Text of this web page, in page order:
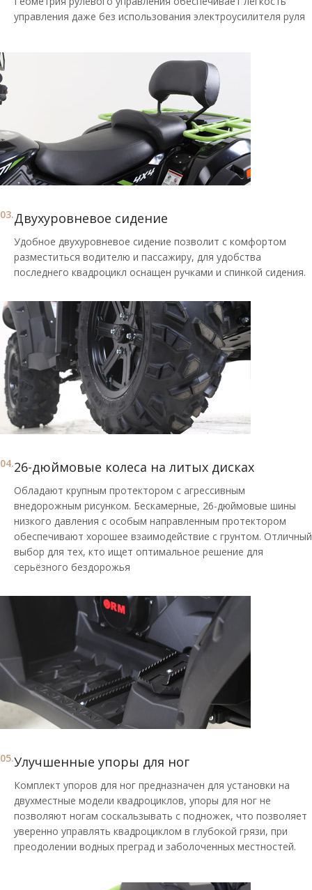
управления даже без использования электроусилителя руля
03.Двухуровневое сидение
Удобное двухуровневое сидение позволит с комфортом
разместиться водителю и пассажиру, для удобства
последнего квадроцикл оснащен ручками и спинкой сидения.
04.26-дюймовые колеса на литых дисках
Обладают крупным протектором с агрессивным
внедорожным рисунком. Бескамерные, 26-дюймовые шины
низкого давления с особым направленным протектором
обеспечивают хорошее взаимодействие с грунтом. Отличный
выбор для тех, кто ищет оптимальное решение для
серьёзного бездорожья
05.Улучшенные упоры для ног
Комплект упоров для ног предназначен для установки на
двухместные модели квадроциклов, упоры для ног не
позволяют ногам соскальзывать с подножек, что позволяет
уверенно управлять квадроциклом в глубокой грязи, при
преодолении водных преград и заболоченных местностей.